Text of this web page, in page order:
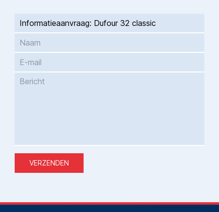
VERZENDEN